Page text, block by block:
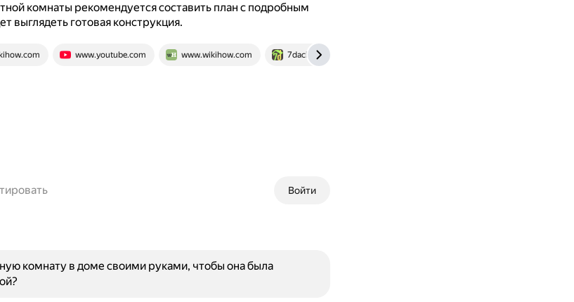
комнаты рекомендуется составить план с подробным
выглядеть готовая конструкция.
www.youtube.com www.wikihow.com 7dach.ru
Войти
комнату в доме своими руками, чтобы она была